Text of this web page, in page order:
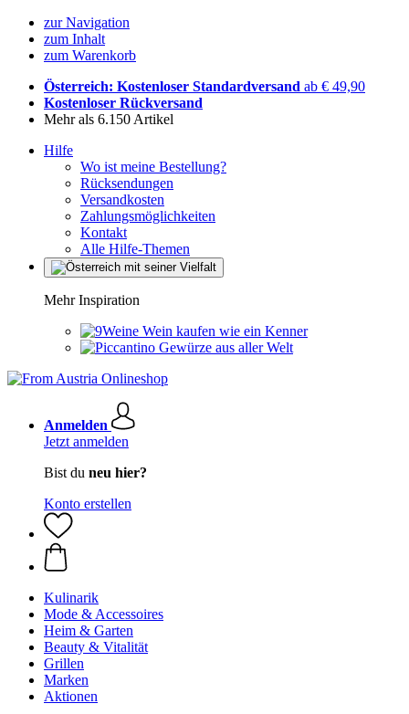
zur Navigation
zum Inhalt
zum Warenkorb
Österreich: Kostenloser Standardversand ab € 49,90
Kostenloser Rückversand
Mehr als 6.150 Artikel
Hilfe
Wo ist meine Bestellung?
Rücksendungen
Versandkosten
Zahlungsmöglichkeiten
Kontakt
Alle Hilfe-Themen
Mehr Inspiration
Wein kaufen wie ein Kenner
Gewürze aus aller Welt
Anmelden
Jetzt anmelden
Bist du neu hier?
Konto erstellen
Kulinarik
Mode & Accessoires
Heim & Garten
Beauty & Vitalität
Grillen
Marken
Aktionen